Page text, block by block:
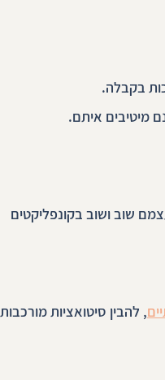
בקבלה.
מיטיבים איתם.
שוב ושוב בקונפליקטים
, להבין סיטואציות מורכבות